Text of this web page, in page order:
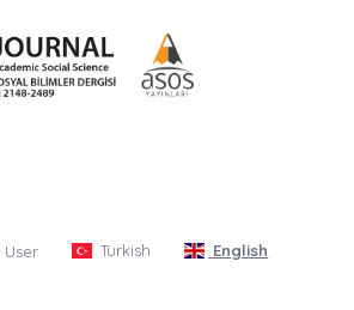
User Turkish English